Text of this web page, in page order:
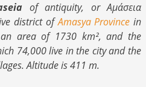
of antiquity, or Αμάσεια
district ofAmasya Province in
area of 1730 km², and the
74,000 live in the city and the
Altitude is 411 m.